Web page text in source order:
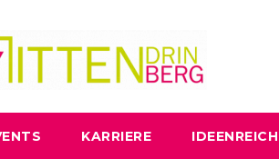
KARRIERE IDEENREICH